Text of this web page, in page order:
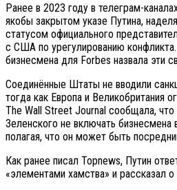
Ранее в 2023 году в телеграм-
якобы закрытом указе Путина,
статусом официального
с США по урегулированию
бизнесмена для Forbes назвала эти
Соединённые Штаты не вводили
тогда как Европа и Великобритания
The Wall Street Journal сообщала,
Зеленского не включать бизнесмена
полагая, что он может быть
Как ранее писал Topnews, Путин
«элементами хамства» и рассказал